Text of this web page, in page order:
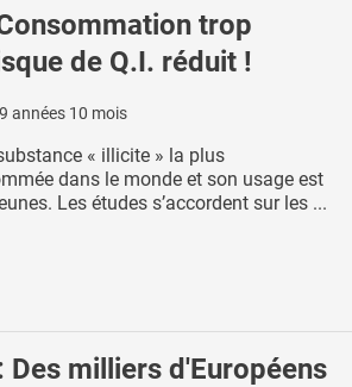
trop
de Q.I. réduit !
9 années 10 mois
« illicite » la plus
dans le monde et son usage est
Les études s’accordent sur les ...
Des milliers d'Européens